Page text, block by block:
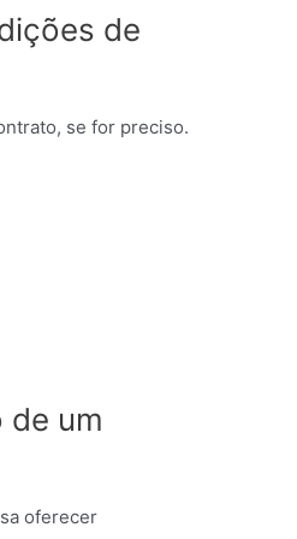
de
se for preciso.
de um
oferecer